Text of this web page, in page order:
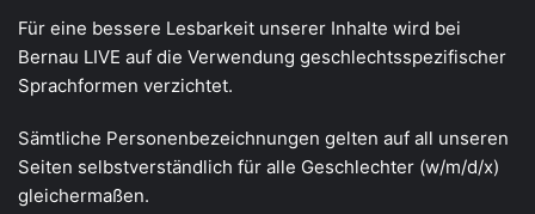
Für eine bessere Lesbarkeit unserer Inhalte wird bei
Bernau LIVE auf die Verwendung geschlechtsspezifischer
Sprachformen verzichtet.
Sämtliche Personenbezeichnungen gelten auf all unseren
Seiten selbstverständlich für alle Geschlechter (w/m/d/x)
gleichermaßen.